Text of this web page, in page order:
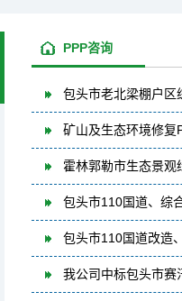
PPP咨询
包头市老北梁棚户区
矿山及生态环境修复
霍林郭勒市生态景观
包头市110国道、综
包头市110国道改造
我公司中标包头市赛